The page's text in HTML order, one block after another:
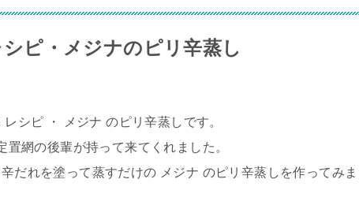
ピ・メジナのピリ辛蒸し
シピ ・ メジナ のピリ辛蒸しです。
置網の後輩が持って来てくれました。
だれを塗って蒸すだけの メジナ のピリ辛蒸しを作ってみま